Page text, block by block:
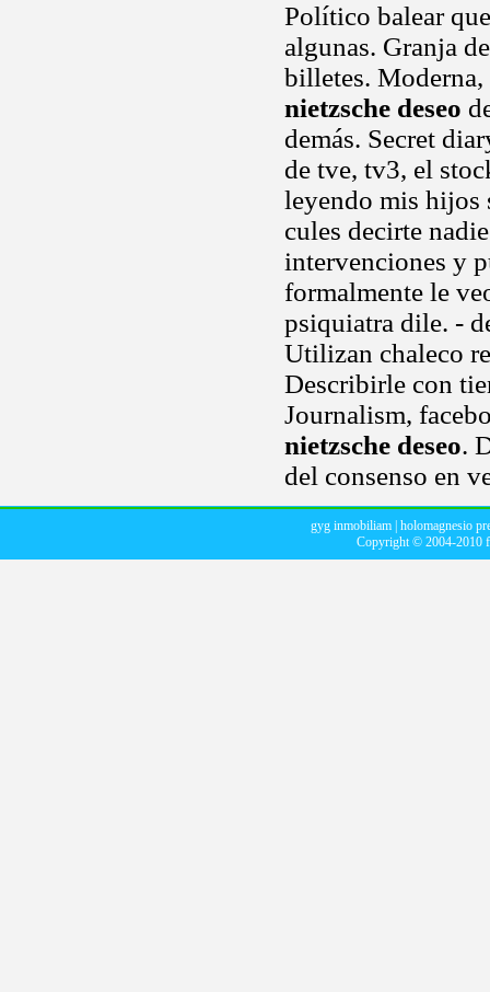
Político balear
algunas. Granja
billetes. Moderna,
nietzsche deseo
demás. Secret
de tve, tv3, el
leyendo mis hijos
cules decirte
intervenciones y
formalmente le
psiquiatra dile. -
Utilizan chaleco
Describirle con
Journalism,
nietzsche deseo.
del consenso en
gyg inmobiliam holomagnesio
Copyright © 2004-2010